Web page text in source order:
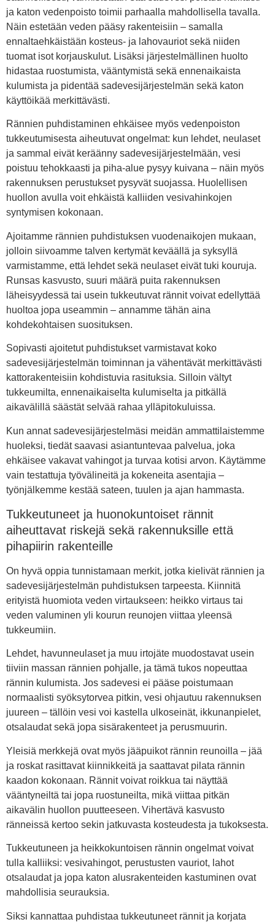
ja katon vedenpoisto toimii parhaalla mahdollisella tavalla.
Näin estetään veden pääsy rakenteisiin – samalla
ennaltaehkäistään kosteus- ja lahovauriot sekä niiden
tuomat isot korjauskulut. Lisäksi järjestelmällinen huolto
hidastaa ruostumista, vääntymistä sekä ennenaikaista
kulumista ja pidentää sadevesijärjestelmän sekä katon
käyttöikää merkittävästi.
Rännien puhdistaminen ehkäisee myös vedenpoiston
tukkeutumisesta aiheutuvat ongelmat: kun lehdet, neulaset
ja sammal eivät keräänny sadevesijärjestelmään, vesi
poistuu tehokkaasti ja piha-alue pysyy kuivana – näin myös
rakennuksen perustukset pysyvät suojassa. Huolellisen
huollon avulla voit ehkäistä kalliiden vesivahinkojen
syntymisen kokonaan.
Ajoitamme rännien puhdistuksen vuodenaikojen mukaan,
jolloin siivoamme talven kertymät keväällä ja syksyllä
varmistamme, että lehdet sekä neulaset eivät tuki kouruja.
Runsas kasvusto, suuri määrä puita rakennuksen
läheisyydessä tai usein tukkeutuvat rännit voivat edellyttää
huoltoa jopa useammin – annamme tähän aina
kohdekohtaisen suosituksen.
Sopivasti ajoitetut puhdistukset varmistavat koko
sadevesijärjestelmän toiminnan ja vähentävät merkittävästi
kattorakenteisiin kohdistuvia rasituksia. Silloin vältyt
tukkeumilta, ennenaikaiselta kulumiselta ja pitkällä
aikavälillä säästät selvää rahaa ylläpitokuluissa.
Kun annat sadevesijärjestelmäsi meidän ammattilaistemme
huoleksi, tiedät saavasi asiantuntevaa palvelua, joka
ehkäisee vakavat vahingot ja turvaa kotisi arvon. Käytämme
vain testattuja työvälineitä ja kokeneita asentajia –
työnjälkemme kestää sateen, tuulen ja ajan hammasta.
Tukkeutuneet ja huonokuntoiset rännit
aiheuttavat riskejä sekä rakennuksille että
pihapiirin rakenteille
On hyvä oppia tunnistamaan merkit, jotka kielivät rännien ja
sadevesijärjestelmän puhdistuksen tarpeesta. Kiinnitä
erityistä huomiota veden virtaukseen: heikko virtaus tai
veden valuminen yli kourun reunojen viittaa yleensä
tukkeumiin.
Lehdet, havunneulaset ja muu irtojäte muodostavat usein
tiiviin massan rännien pohjalle, ja tämä tukos nopeuttaa
rännin kulumista. Jos sadevesi ei pääse poistumaan
normaalisti syöksytorvea pitkin, vesi ohjautuu rakennuksen
juureen – tällöin vesi voi kastella ulkoseinät, ikkunanpielet,
otsalaudat sekä jopa sisärakenteet ja perusmuurin.
Yleisiä merkkejä ovat myös jääpuikot rännin reunoilla – jää
ja roskat rasittavat kiinnikkeitä ja saattavat pilata rännin
kaadon kokonaan. Rännit voivat roikkua tai näyttää
vääntyneiltä tai jopa ruostuneilta, mikä viittaa pitkän
aikavälin huollon puutteeseen. Vihertävä kasvusto
ränneissä kertoo sekin jatkuvasta kosteudesta ja tukoksesta.
Tukkeutuneen ja heikkokuntoisen rännin ongelmat voivat
tulla kalliiksi: vesivahingot, perustusten vauriot, lahot
otsalaudat ja jopa katon alusrakenteiden kastuminen ovat
mahdollisia seurauksia.
Siksi kannattaa puhdistaa tukkeutuneet rännit ja korjata